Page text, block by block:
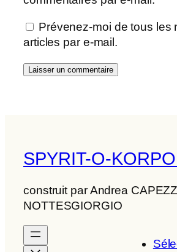
Prévenez-moi de tous les
articles par e-mail.
SPYRIT-O-
construit par Andrea
NOTTESGIORGIO